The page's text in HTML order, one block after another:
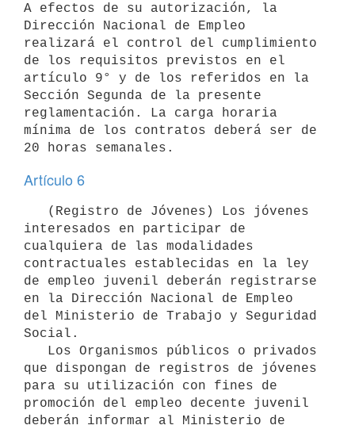
A efectos de su autorización, la
Dirección Nacional de Empleo
realizará el control del cumplimiento
de los requisitos previstos en el
artículo 9° y de los referidos en la
Sección Segunda de la presente
reglamentación. La carga horaria
mínima de los contratos deberá ser de
Artículo 6
interesados en participar de
cualquiera de las modalidades
contractuales establecidas en la ley
de empleo juvenil deberán registrarse
en la Dirección Nacional de Empleo
del Ministerio de Trabajo y Seguridad
Social.
que dispongan de registros de jóvenes
para su utilización con fines de
promoción del empleo decente juvenil
deberán informar al Ministerio de